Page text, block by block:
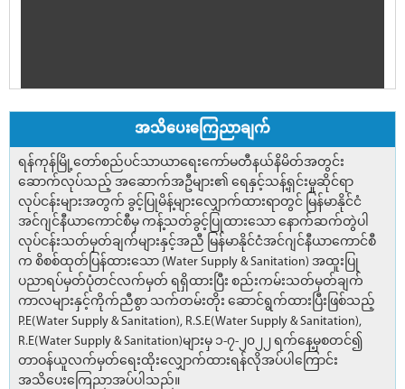
အသိပေးကြေညာချက်
ရန်ကုန်မြို့တော်စည်ပင်သာယာရေးကော်မတီနယ်နိမိတ်အတွင်း
ဆောက်လုပ်သည့် အဆောက်အဦများ၏ ရေနှင့်သန့်ရှင်းမှုဆိုင်ရာ
လုပ်ငန်းများအတွက် ခွင့်ပြုမိန့်များလျှောက်ထားရာတွင် မြန်မာနိုင်ငံ
အင်ဂျင်နီယာကောင်စီမှ ကန့်သတ်ခွင့်ပြုထားသော နောက်ဆက်တွဲပါ
လုပ်ငန်းသတ်မှတ်ချက်များနှင့်အညီ မြန်မာနိုင်ငံအင်ဂျင်နီယာကောင်စီ
က စိစစ်ထုတ်ပြန်ထားသော (Water Supply & Sanitation) အထူးပြု
ပညာရပ်မှတ်ပုံတင်လက်မှတ် ရရှိထားပြီး စည်းကမ်းသတ်မှတ်ချက်
ကာလများနှင့်ကိုက်ညီစွာ သက်တမ်းတိုး ဆောင်ရွက်ထားပြီးဖြစ်သည့်
P.E(Water Supply & Sanitation), R.S.E(Water Supply & Sanitation),
R.E(Water Supply & Sanitation)များမှ ၁-၇-၂၀၂၂ ရက်နေ့မှစတင်၍
တာဝန်ယူလက်မှတ်ရေးထိုးလျှောက်ထားရန်လိုအပ်ပါကြောင်း
အသိပေးကြေညာအပ်ပါသည်။